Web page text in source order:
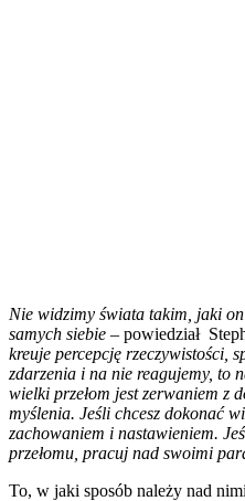
Nie widzimy świata takim, jaki
samych siebie – powiedział
kreuje percepcję rzeczywistości,
zdarzenia i na nie reagujemy, to
wielki przełom jest zerwaniem z
myślenia. Jeśli chcesz dokonać
zachowaniem i nastawieniem.
przełomu, pracuj nad swoimi
To, w jaki sposób należy nad